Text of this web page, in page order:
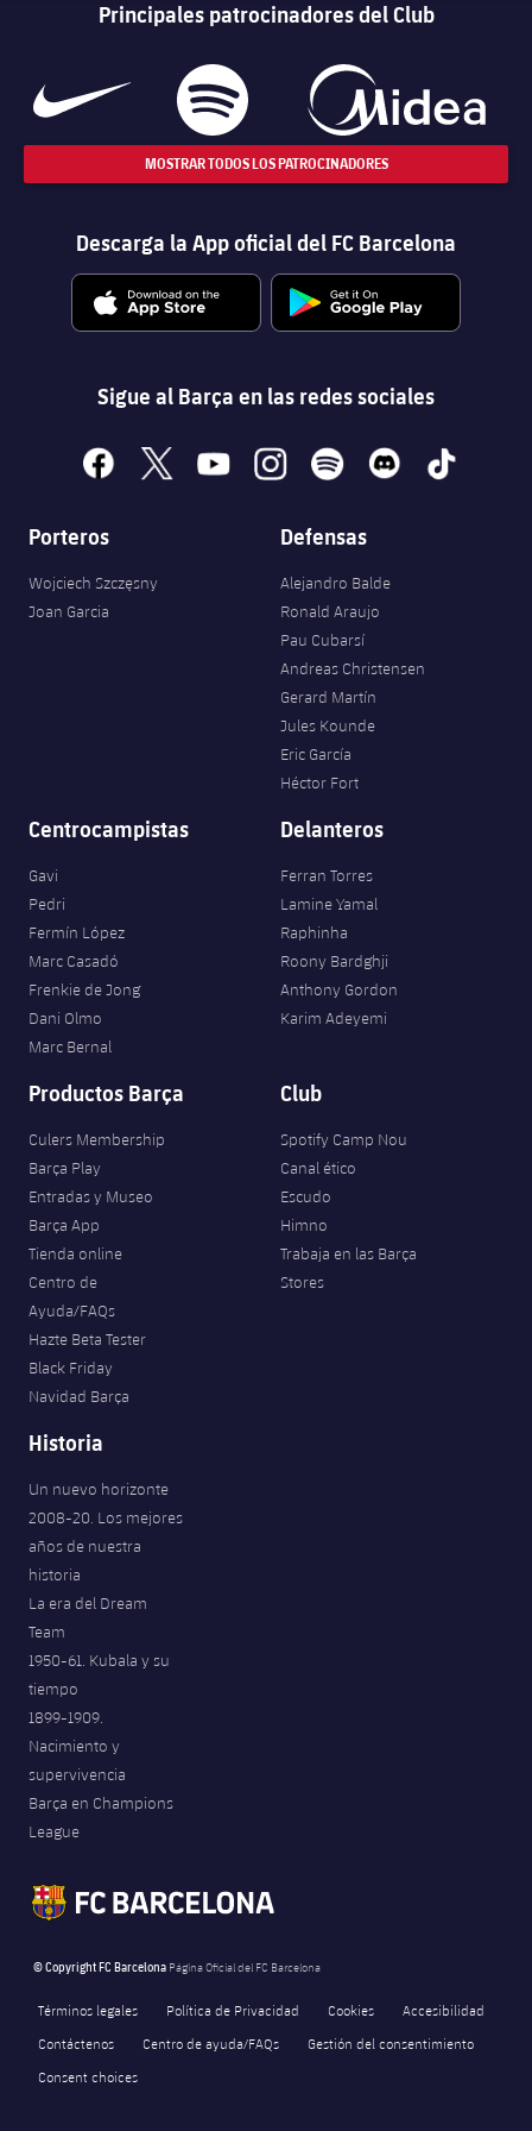
Principales patrocinadores del Club
MOSTRAR TODOS LOS PATROCINADORES
Descarga la App oficial del FC Barcelona
Sigue al Barça en las redes sociales
facebook
x youtubeinstagramspotify discord tiktok
Porteros
Wojciech Szczęsny
Joan Garcia
Defensas
Alejandro Balde
Ronald Araujo
Pau Cubarsí
Andreas Christensen
Gerard Martín
Jules Kounde
Eric García
Héctor Fort
Centrocampistas
Gavi
Pedri
Fermín López
Marc Casadó
Frenkie de Jong
Dani Olmo
Marc Bernal
Delanteros
Ferran Torres
Lamine Yamal
Raphinha
Roony Bardghji
Anthony Gordon
Karim Adeyemi
Productos Barça
Culers Membership
Barça Play
Entradas y Museo
Barça App
Tienda online
Centro de
Ayuda/FAQs
Hazte Beta Tester
Black Friday
Navidad Barça
Club
Spotify Camp Nou
Canal ético
Escudo
Himno
Trabaja en las Barça
Stores
Historia
Un nuevo horizonte
2008-20. Los mejores
años de nuestra
historia
La era del Dream
Team
1950-61. Kubala y su
tiempo
1899-1909.
Nacimiento y
supervivencia
Barça en Champions
League
© Copyright FC Barcelona Página Oficial del FC Barcelona
Términos legales Política de Privacidad Cookies
Accesibilidad
Contáctenos
Centro de ayuda/FAQs
Gestión del consentimiento
Consent choices